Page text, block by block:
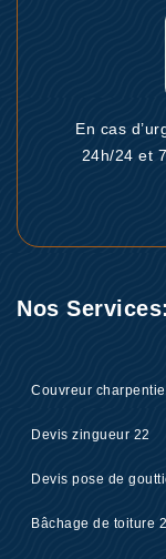
En cas
24h/24 et
Nos Services:
Couvreur
Devis zingueur 22
Devis pose de
Bâchage de toiture